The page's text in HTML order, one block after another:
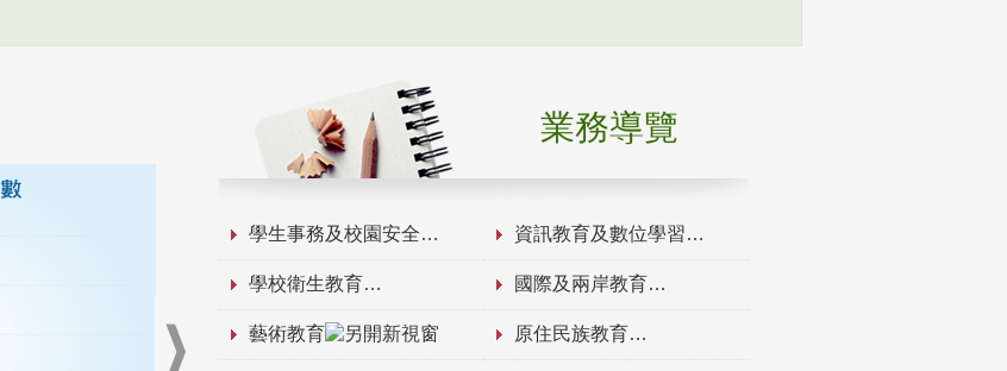
業務導覽
學生事務及校園安全 資訊教育及數位學習
學校衛生教育 國際及兩岸教育
藝術教育 原住民族教育